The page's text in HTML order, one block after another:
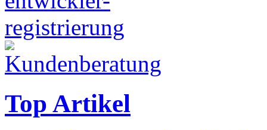
Top Artikel